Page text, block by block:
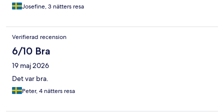
Josefine, 3 nätters resa
Verifierad recension
6/10 Bra
19 maj 2026
Det var bra.
Peter, 4 nätters resa